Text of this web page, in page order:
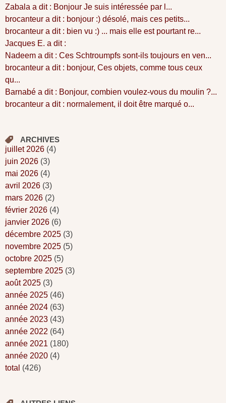
Zabala a dit : Bonjour Je suis intéressée par l...
brocanteur a dit : bonjour :) désolé, mais ces petits...
brocanteur a dit : bien vu :) ... mais elle est pourtant re...
Jacques E. a dit :
Nadeem a dit : Ces Schtroumpfs sont-ils toujours en ven...
brocanteur a dit : bonjour, Ces objets, comme tous ceux
qu...
Barnabé a dit : Bonjour, combien voulez-vous du moulin ?...
brocanteur a dit : normalement, il doit être marqué o...
ARCHIVES
juillet 2026 (4)
juin 2026 (3)
mai 2026 (4)
avril 2026 (3)
mars 2026 (2)
février 2026 (4)
janvier 2026 (6)
décembre 2025 (3)
novembre 2025 (5)
octobre 2025 (5)
septembre 2025 (3)
août 2025 (3)
année 2025 (46)
année 2024 (63)
année 2023 (43)
année 2022 (64)
année 2021 (180)
année 2020 (4)
total (426)